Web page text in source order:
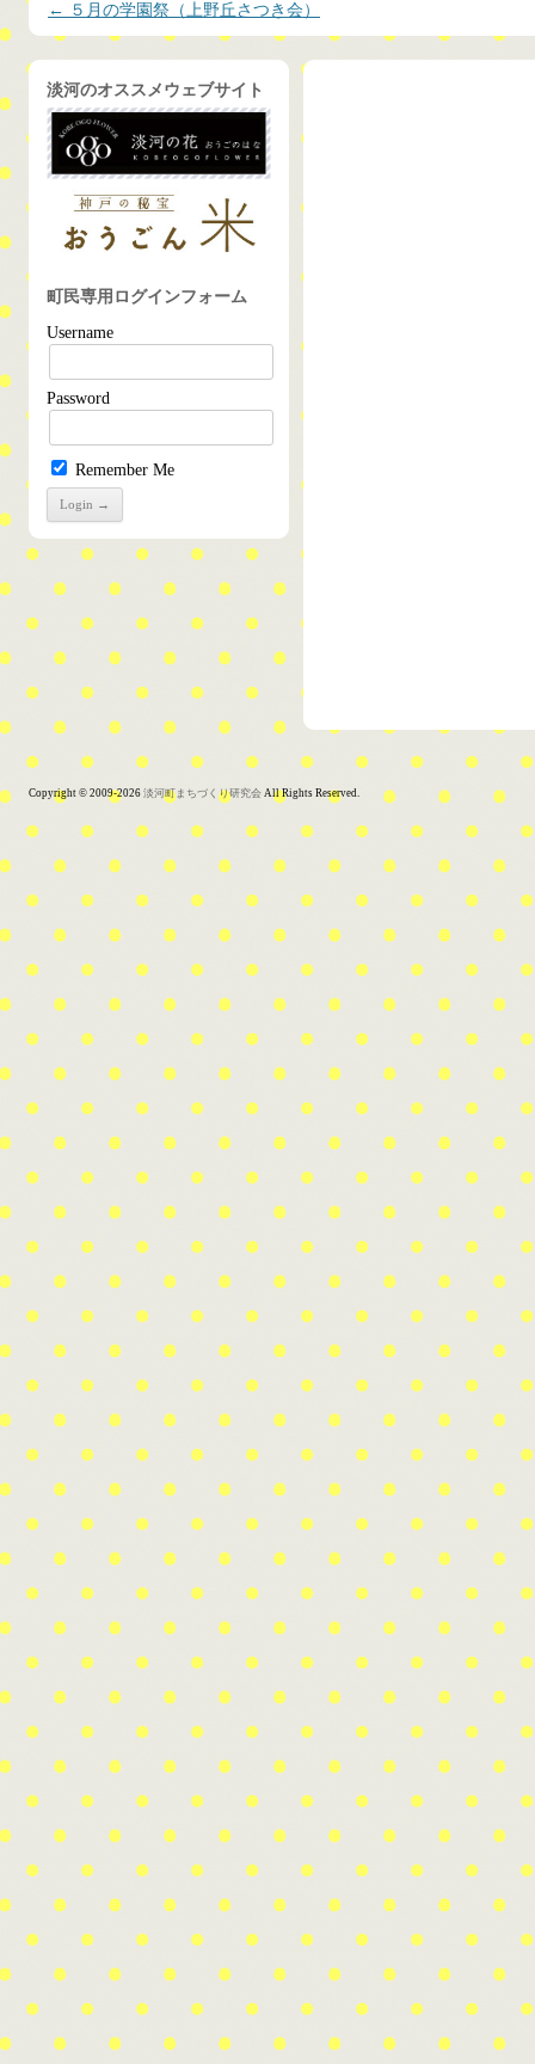
投稿ナビゲーション
← ５月の学園祭（上野丘さつき会）
淡河のオススメウェブサイト
町民専用ログインフォーム
Username
Password
Remember Me
Copyright © 2009-2026 淡河町まちづくり研究会 All Rights Reserved.